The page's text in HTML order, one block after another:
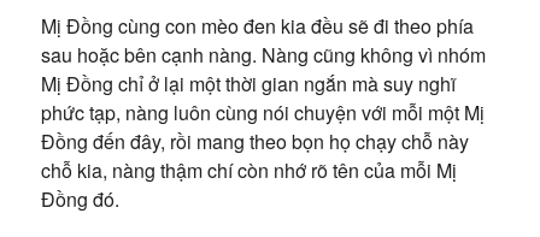
Mị Đồng cùng con mèo đen kia đều sẽ đi theo phía
sau hoặc bên cạnh nàng. Nàng cũng không vì nhóm
Mị Đồng chỉ ở lại một thời gian ngắn mà suy nghĩ
phức tạp, nàng luôn cùng nói chuyện với mỗi một Mị
Đồng đến đây, rồi mang theo bọn họ chạy chỗ này
chỗ kia, nàng thậm chí còn nhớ rõ tên của mỗi Mị
Đồng đó.